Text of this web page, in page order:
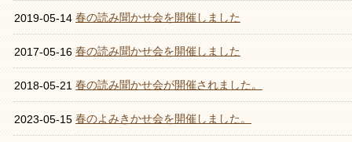
2019-05-14 春の読み聞かせ会を開催しました
2017-05-16 春の読み聞かせ会を開催しました
2018-05-21 春の読み聞かせ会が開催されました。
2023-05-15 春のよみきかせ会を開催しました。